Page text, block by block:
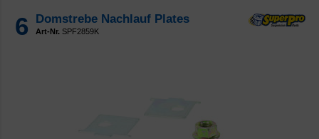
6 Domstrebe Nachlauf Plates
Art-Nr. SPF2859K